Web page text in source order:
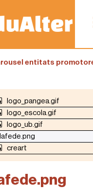
entitats
logo_pangea.gif
logo_escola.gif
logo_ub.gif
lafede.png
creart